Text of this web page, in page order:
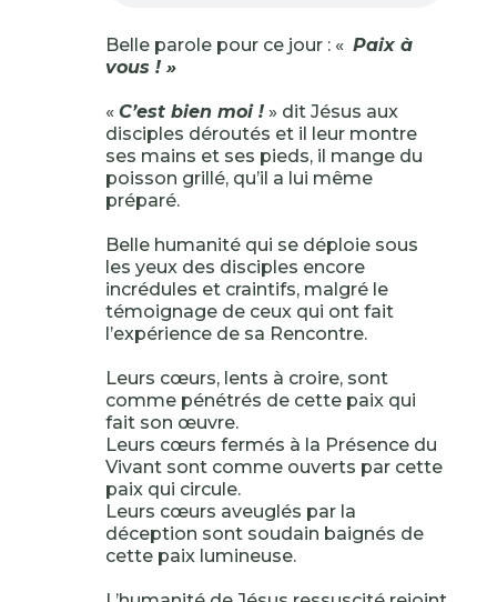
Belle parole pour ce jour : « Paix à
vous ! »
« C’est bien moi !» dit Jésus aux
disciples déroutés et il leur montre
ses mains et ses pieds, il mange du
poisson grillé, qu’il a lui même
préparé.
Belle humanité qui se déploie sous
les yeux des disciples encore
incrédules et craintifs, malgré le
témoignage de ceux qui ont fait
l’expérience de sa Rencontre.
Leurs cœurs, lents à croire, sont
comme pénétrés de cette paix qui
fait son œuvre.
Leurs cœurs fermés à la Présence du
Vivant sont comme ouverts par cette
paix qui circule.
Leurs cœurs aveuglés par la
déception sont soudain baignés de
cette paix lumineuse.